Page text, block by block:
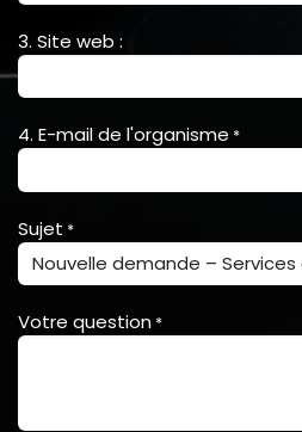
3. Site web :
4. E-mail de l'organisme *
Sujet *
Votre question *